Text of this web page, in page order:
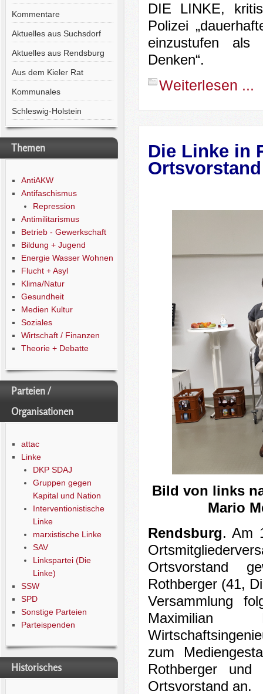
Kommentare
Aktuelles aus Suchsdorf
Aktuelles aus Rendsburg
Aus dem Kieler Rat
Kommunales
Schleswig-Holstein
Themen
AntiAKW
Antifaschismus
Repression
Antimilitarismus
Betrieb - Gewerkschaft
Bildung + Jugend
Energie Wasser Wohnen
Flucht + Asyl
Klima/Natur
Gesundheit
Medien Kultur
Soziales
Wirtschaft / Finanzen
Theorie + Debatte
Parteien /
Organisationen
attac
Linke
DKP SDAJ
Gruppen gegen
Kapital und Nation
Interventionistische
Linke
marxistische Linke
SAV
Linkspartei (Die
Linke)
SSW
SPD
Sonstige Parteien
Parteispenden
Historisches
DIE LINKE,
Polizei
einzustufen als
Denken“.
Weiterlesen ...
Die Linke in
Bild von links
Mario
Rendsburg. Am
Ortsvorstand
Rothberger (41,
Versammlung
zum
Rothberger
Ortsvorstand an.